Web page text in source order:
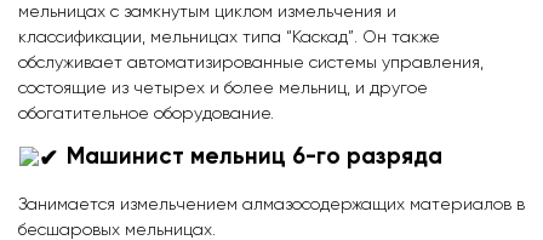
мельницах с замкнутым циклом измельчения и
классификации, мельницах типа “Каскад”. Он также
обслуживает автоматизированные системы управления,
состоящие из четырех и более мельниц, и другое
обогатительное оборудование.
Машинист мельниц 6-го разряда
Занимается измельчением алмазосодержащих материалов в
бесшаровых мельницах.